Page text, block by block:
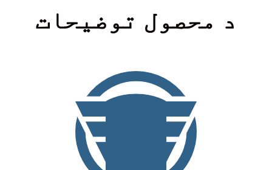
د محصول توضیحات